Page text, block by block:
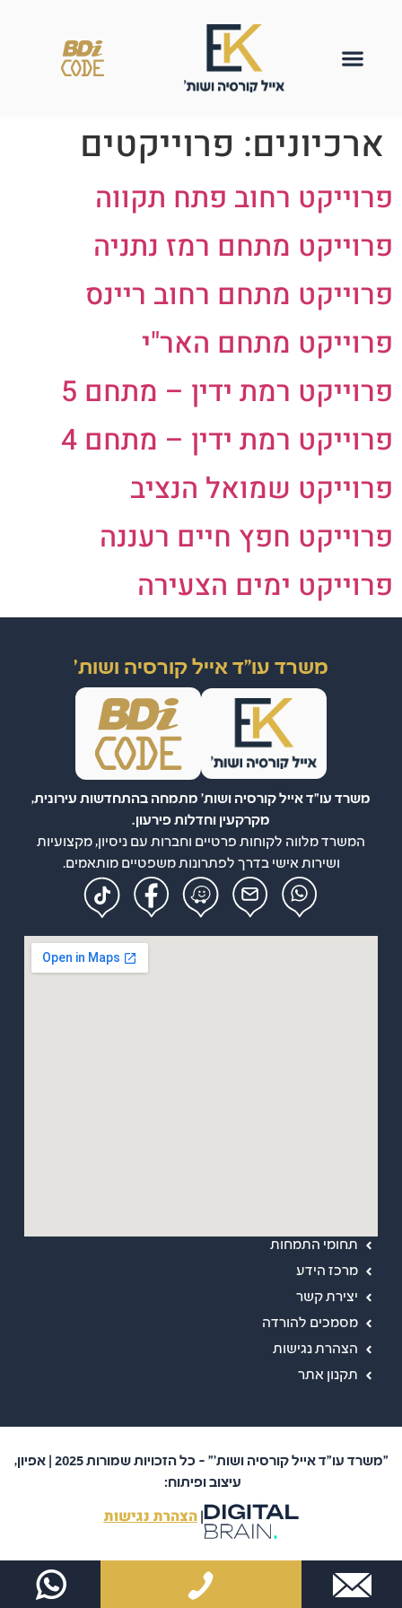
ארכיונים: פרוייקטים
פרוייקט רחוב פתח תקווה
פרוייקט מתחם רמז נתניה
פרוייקט מתחם רחוב ריינס
פרוייקט מתחם האר"י
פרוייקט רמת ידין – מתחם 5
פרוייקט רמת ידין – מתחם 4
פרוייקט שמואל הנציב
פרוייקט חפץ חיים רעננה
פרוייקט ימים הצעירה
משרד עו"ד אייל קורסיה ושות'
משרד עו"ד אייל קורסיה ושות' מתמחה בהתחדשות עירונית,
מקרקעין וחדלות פירעון.
המשרד מלווה לקוחות פרטיים וחברות עם ניסיון, מקצועיות
ושירות אישי בדרך לפתרונות משפטיים מותאמים.
תחומי התמחות
מרכז הידע
יצירת קשר
מסמכים להורדה
הצהרת נגישות
תקנון אתר
"משרד עו"ד אייל קורסיה ושות'" – כל הזכויות שמורות 2025 | אפיון,
עיצוב ופיתוח:
|הצהרת נגישות